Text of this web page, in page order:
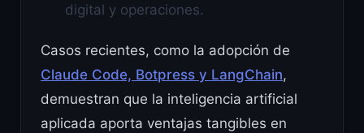
digital y operaciones.
Casos recientes, como la adopción de
Claude Code, Botpress y LangChain,
demuestran que la inteligencia artificial
aplicada aporta ventajas tangibles en